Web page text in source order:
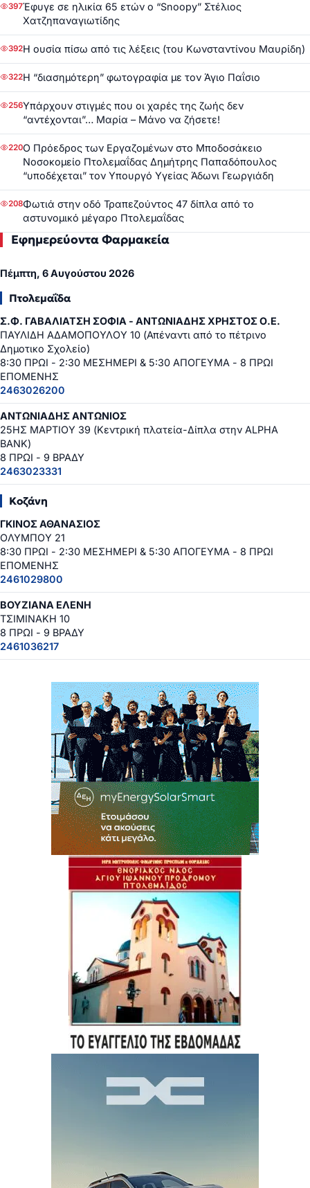
397Έφυγε σε ηλικία 65 ετών ο “Snoopy” Στέλιος
Χατζηπαναγιωτίδης
392Η ουσία πίσω από τις λέξεις (του Κωνσταντίνου Μαυρίδη)
322Η “διασημότερη” φωτογραφία με τον Άγιο Παΐσιο
256Υπάρχουν στιγμές που οι χαρές της ζωής δεν
“αντέχονται”… Μαρία – Μάνο να ζήσετε!
220Ο Πρόεδρος των Εργαζομένων στο Μποδοσάκειο
Νοσοκομείο Πτολεμαΐδας Δημήτρης Παπαδόπουλος
“υποδέχεται” τον Υπουργό Υγείας Άδωνι Γεωργιάδη
208Φωτιά στην οδό Τραπεζούντος 47 δίπλα από το
αστυνομικό μέγαρο Πτολεμαΐδας
Εφημερεύοντα Φαρμακεία
Πέμπτη, 6 Αυγούστου 2026
Πτολεμαΐδα
Σ.Φ. ΓΑΒΑΛΙΑΤΣΗ ΣΟΦΙΑ - ΑΝΤΩΝΙΑΔΗΣ ΧΡΗΣΤΟΣ Ο.Ε.
ΠΑΥΛΙΔΗ ΑΔΑΜΟΠΟΥΛΟΥ 10 (Απέναντι από το πέτρινο
Δημοτικο Σχολείο)
8:30 ΠΡΩΙ - 2:30 ΜΕΣΗΜΕΡΙ & 5:30 ΑΠΟΓΕΥΜΑ - 8 ΠΡΩΙ
ΕΠΟΜΕΝΗΣ
2463026200
ΑΝΤΩΝΙΑΔΗΣ ΑΝΤΩΝΙΟΣ
25ΗΣ ΜΑΡΤΙΟΥ 39 (Κεντρική πλατεία-Δίπλα στην ALPHA
BANK)
8 ΠΡΩΙ - 9 ΒΡΑΔΥ
2463023331
Κοζάνη
ΓΚΙΝΟΣ ΑΘΑΝΑΣΙΟΣ
ΟΛΥΜΠΟΥ 21
8:30 ΠΡΩΙ - 2:30 ΜΕΣΗΜΕΡΙ & 5:30 ΑΠΟΓΕΥΜΑ - 8 ΠΡΩΙ
ΕΠΟΜΕΝΗΣ
2461029800
ΒΟΥΖΙΑΝΑ ΕΛΕΝΗ
ΤΣΙΜΙΝΑΚΗ 10
8 ΠΡΩΙ - 9 ΒΡΑΔΥ
2461036217